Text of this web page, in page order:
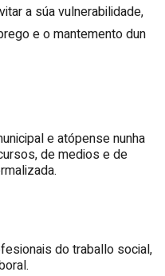
a súa vulnerabilidade,
e o mantemento dun
e atópense nunha
de medios e de
do traballo social,